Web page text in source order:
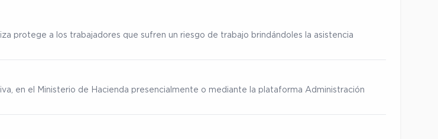
protege a los trabajadores que sufren un riesgo de trabajo brindándoles la asistencia
en el Ministerio de Hacienda presencialmente o mediante la plataforma Administración